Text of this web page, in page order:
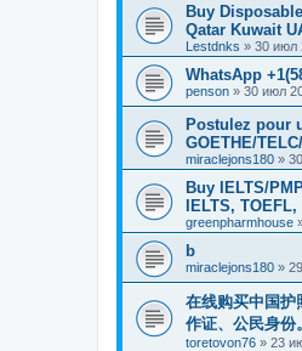
Buy
Qatar Kuwait
Lestdnks » 30 июл
WhatsApp
penson » 30 июл
Postulez pour
GOETHE/
miraclejons180 »
Buy IELTS/
IELTS, TOEFL,
greenpharmhouse
b
miraclejons180 »
在线购买中国
作证、公民身份
toretovon76 » 23